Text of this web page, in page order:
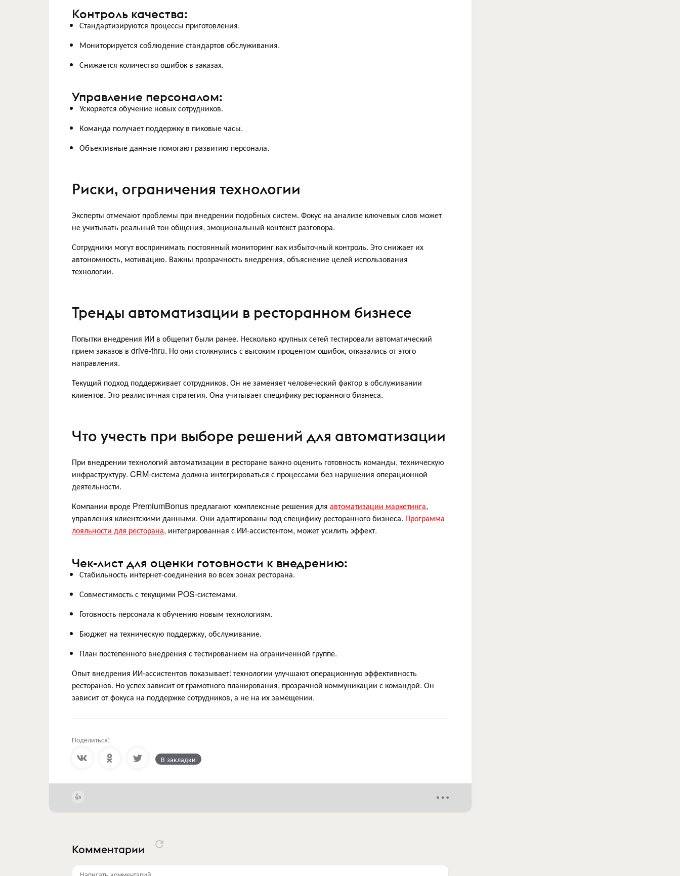
Контроль качества:
Стандартизируются процессы приготовления.
Мониторируется соблюдение стандартов обслуживания.
Снижается количество ошибок в заказах.
Управление персоналом:
Ускоряется обучение новых сотрудников.
Команда получает поддержку в пиковые часы.
Объективные данные помогают развитию персонала.
Риски, ограничения технологии
Эксперты отмечают проблемы при внедрении подобных систем. Фокус на анализе ключевых слов может
не учитывать реальный тон общения, эмоциональный контекст разговора.
Сотрудники могут воспринимать постоянный мониторинг как избыточный контроль. Это снижает их
автономность, мотивацию. Важны прозрачность внедрения, объяснение целей использования
технологии.
Тренды автоматизации в ресторанном бизнесе
Попытки внедрения ИИ в общепит были ранее. Несколько крупных сетей тестировали автоматический
прием заказов в drive-thru. Но они столкнулись с высоким процентом ошибок, отказались от этого
направления.
Текущий подход поддерживает сотрудников. Он не заменяет человеческий фактор в обслуживании
клиентов. Это реалистичная стратегия. Она учитывает специфику ресторанного бизнеса.
Что учесть при выборе решений для автоматизации
При внедрении технологий автоматизации в ресторане важно оценить готовность команды, техническую
инфраструктуру. CRM-система должна интегрироваться с процессами без нарушения операционной
деятельности.
Компании вроде PremiumBonus предлагают комплексные решения для автоматизации маркетинга,
управления клиентскими данными. Они адаптированы под специфику ресторанного бизнеса. Программа
лояльности для ресторана, интегрированная с ИИ-ассистентом, может усилить эффект.
Чек-лист для оценки готовности к внедрению:
Стабильность интернет-соединения во всех зонах ресторана.
Совместимость с текущими POS-системами.
Готовность персонала к обучению новым технологиям.
Бюджет на техническую поддержку, обслуживание.
План постепенного внедрения с тестированием на ограниченной группе.
Опыт внедрения ИИ-ассистентов показывает: технологии улучшают операционную эффективность
ресторанов. Но успех зависит от грамотного планирования, прозрачной коммуникации с командой. Он
зависит от фокуса на поддержке сотрудников, а не на их замещении.
Поделиться:
В закладки
Комментарии
Написать комментарий...